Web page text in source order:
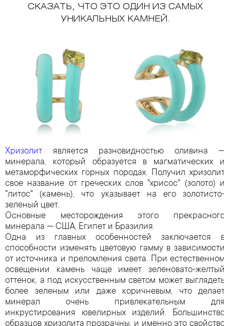
СКАЗАТЬ, ЧТО ЭТО ОДИН ИЗ САМЫХ
УНИКАЛЬНЫХ КАМНЕЙ.
Хризолит является разновидностью оливина —
минерала, который образуется в магматических и
метаморфических горных породах. Получил хризолит
свое название от греческих слов "хрисос" (золото) и
"литос" (камень), что указывает на его золотисто-
зеленый цвет.
Основные месторождения этого прекрасного
минерала — США, Египет и Бразилия.
Одна из главных особенностей заключается в
способности изменять цветовую гамму в зависимости
от источника и преломления света. При естественном
освещении камень чаще имеет зеленовато-желтый
оттенок, а под искусственным светом может выглядеть
более зеленым или даже коричневым, что делает
минерал очень привлекательным для
инкрустирования ювелирных изделий. Большинство